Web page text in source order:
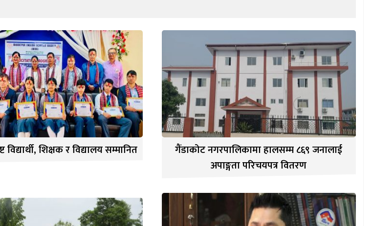
विद्यार्थी, शिक्षक र विद्यालय सम्मानित
गैंडाकोट नगरपालिकामा हालसम्म ८६९ जनालाई
अपाङ्गता परिचयपत्र वितरण